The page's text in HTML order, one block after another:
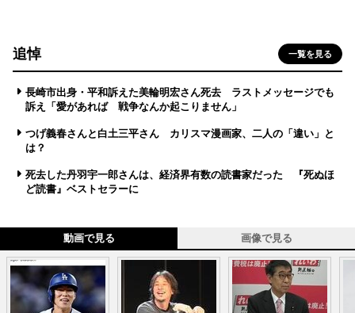
追悼 一覧を見る
長崎市出身・平和訴えた美輪明宏さん死去 ラストメッセージでも
訴え「愛があれば 戦争なんか起こりません」
つげ義春さんと白土三平さん カリスマ漫画家、二人の「違い」と
は？
死去した丹羽宇一郎さんは、経済界有数の読書家だった 『死ぬほ
ど読書』ベストセラーに
動画で見る 画像で見る